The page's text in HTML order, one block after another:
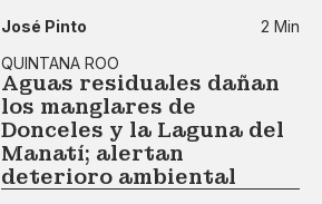
José Pinto
2 Min
QUINTANA ROO
Aguas residuales dañan
los manglares de
Donceles y la Laguna del
Manatí; alertan
deterioro ambiental